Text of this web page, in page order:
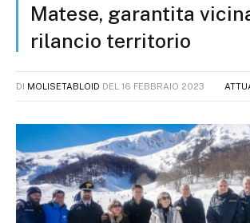
Matese, garantita
rilancio territorio
DI MOLISETABLOID DEL 16 FEBBRAIO 2023